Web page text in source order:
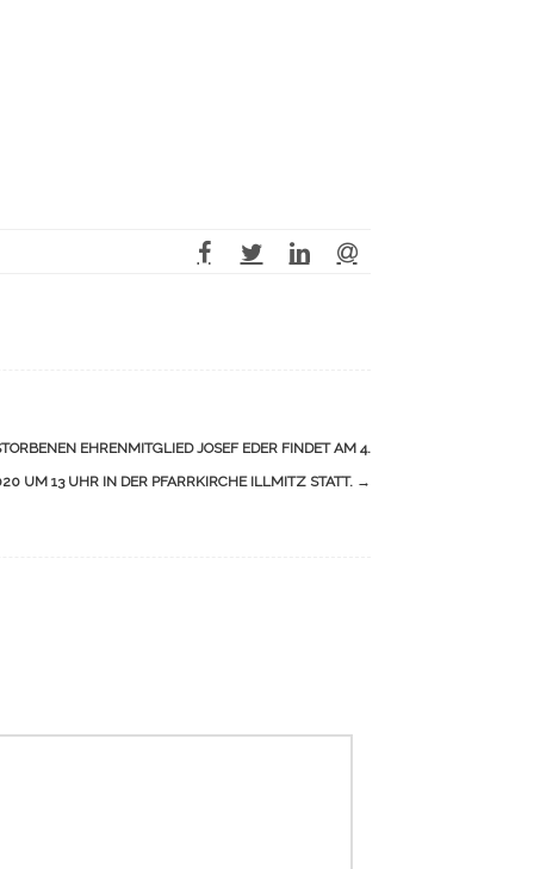
EHRENMITGLIED JOSEF EDER FINDET AM 4.
UM 13 UHR IN DER PFARRKIRCHE ILLMITZ STATT. →